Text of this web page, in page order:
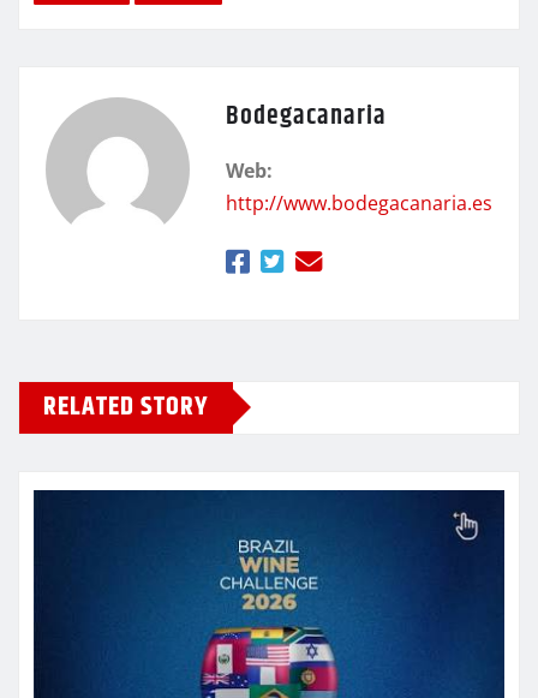
Bodegacanaria
Web:
http://www.bodegacanaria.es
RELATED STORY